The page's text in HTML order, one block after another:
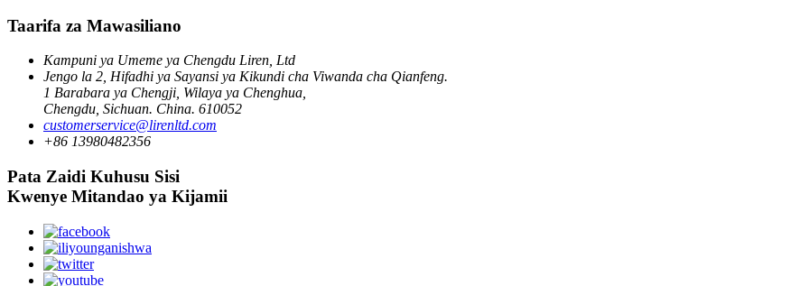
Taarifa za Mawasiliano
Kampuni ya Umeme ya Chengdu Liren, Ltd
Jengo la 2, Hifadhi ya Sayansi ya Kikundi cha Viwanda cha Qianfeng.
1 Barabara ya Chengji, Wilaya ya Chenghua,
Chengdu, Sichuan. China. 610052
customerservice@lirenltd.com
+86 13980482356
Pata Zaidi Kuhusu Sisi
Kwenye Mitandao ya Kijamii